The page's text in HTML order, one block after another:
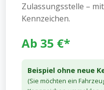
Zulassungsstelle –
Kennzeichen.
Ab 35 €*
Beispiel ohne neue
(Sie möchten ein